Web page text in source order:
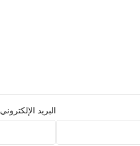
البريد الإلكتروني